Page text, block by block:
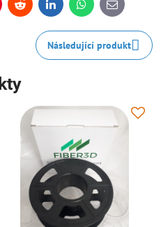
Reddit LinkedInWhatsApp
E-
mail
Následující produkt